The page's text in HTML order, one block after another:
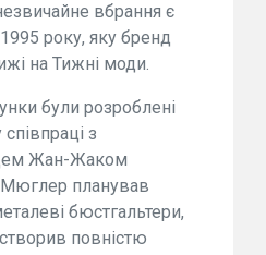
вбрання є
року, яку бренд
на Тижні моди.
були розроблені
з
Жан-Жаком
планував
бюстгальтери,
повністю